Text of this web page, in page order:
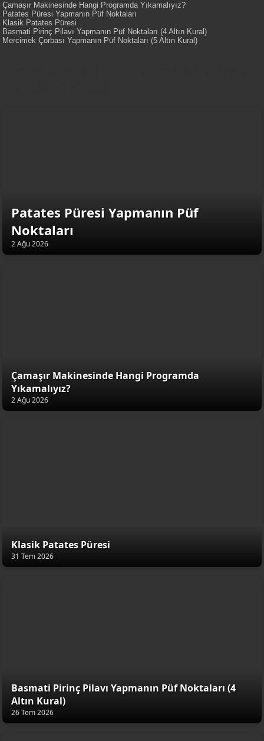
Çamaşır Makinesinde Hangi Programda Yıkamalıyız?
Patates Püresi Yapmanın Püf Noktaları
Klasik Patates Püresi
Basmati Pirinç Pilavı Yapmanın Püf Noktaları (4 Altın Kural)
Mercimek Çorbası Yapmanın Püf Noktaları (5 Altın Kural)
Patates Püresi Yapmanın Püf
Noktaları
2 Ağu 2026
Çamaşır Makinesinde Hangi Programda
Yıkamalıyız?
2 Ağu 2026
Klasik Patates Püresi
31 Tem 2026
Basmati Pirinç Pilavı Yapmanın Püf Noktaları (4
Altın Kural)
26 Tem 2026